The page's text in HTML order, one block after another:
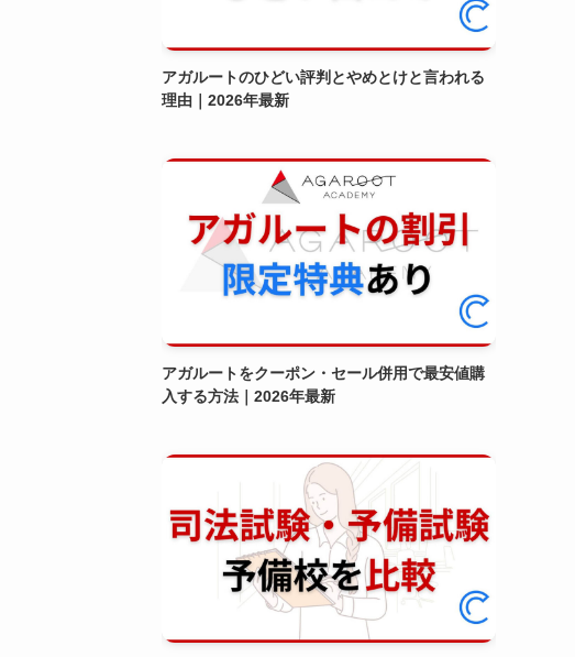
アガルートのひどい評判とやめとけと言われる
理由｜2026年最新
アガルートをクーポン・セール併用で最安値購
入する方法｜2026年最新